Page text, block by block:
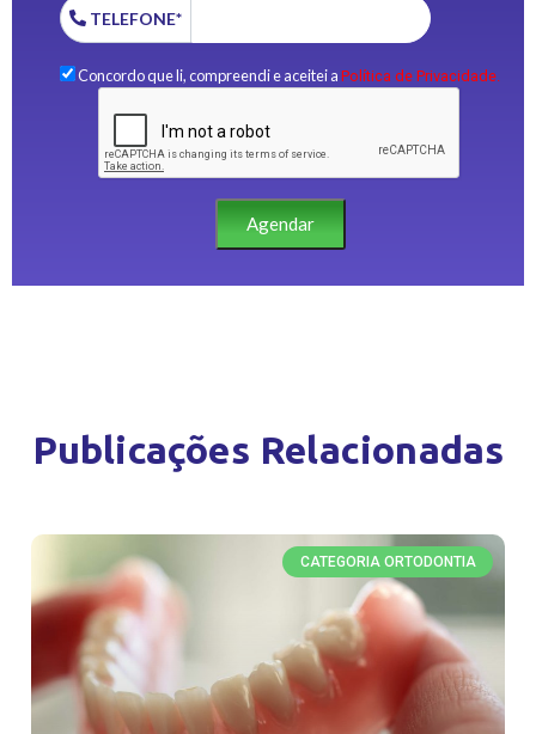
TELEFONE*
Concordo que li, compreendi e aceitei a Política de Privacidade.
Agendar
Publicações Relacionadas
CATEGORIA ORTODONTIA